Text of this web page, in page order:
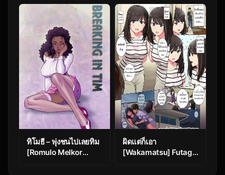
te Tsurai
ทิโมธี – พุ่งชนไปเลยทิม
[Romulo Melkor
ผิดแต่ก็เอา
[Wakamatsu] Futago